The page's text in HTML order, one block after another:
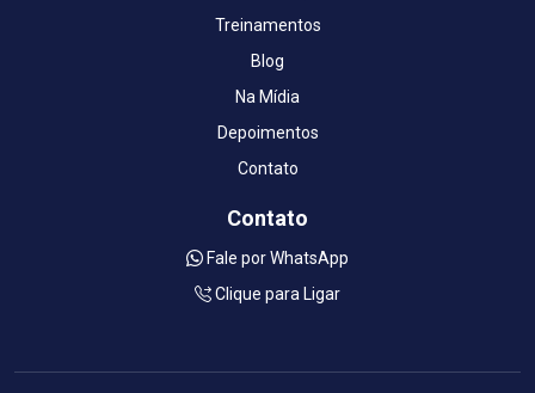
Treinamentos
Blog
Na Mídia
Depoimentos
Contato
Contato
Fale por WhatsApp
Clique para Ligar